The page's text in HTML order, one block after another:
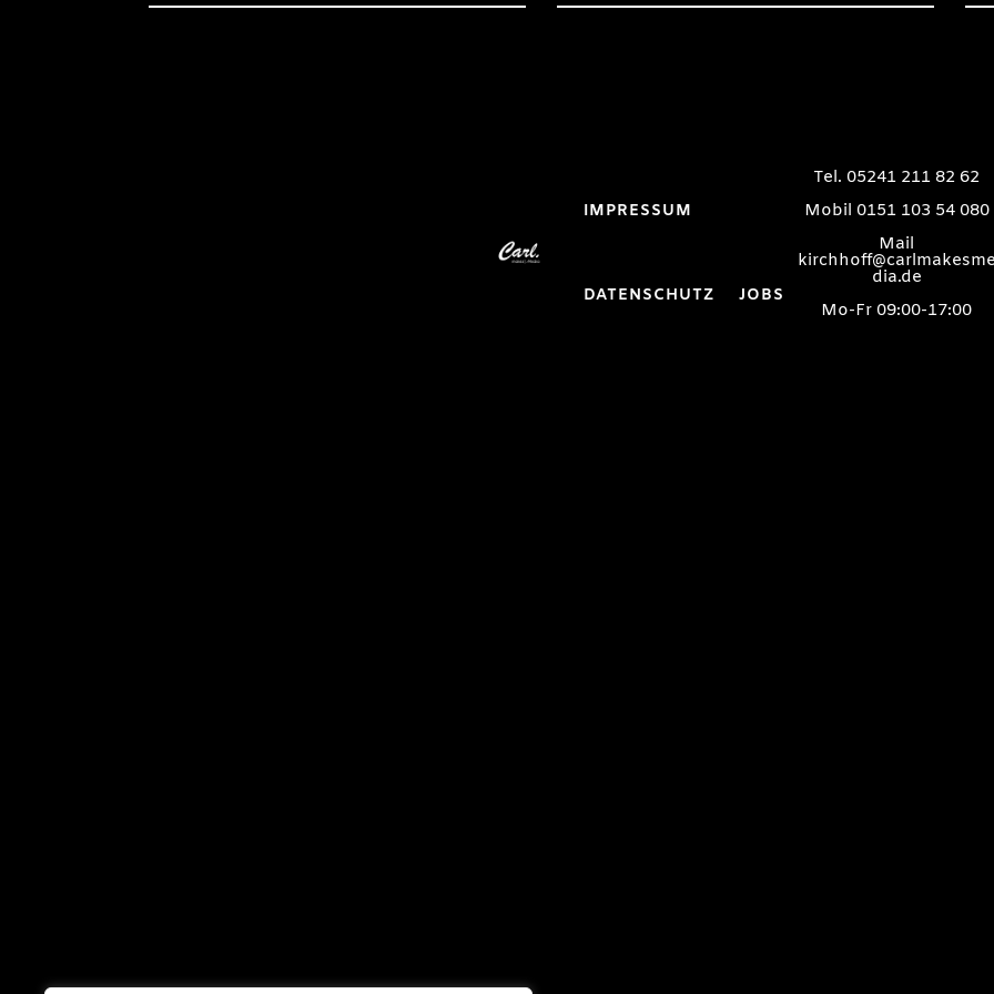
IMPRESSUM
DATENSCHUTZ JOBS
Tel. 05241 211 82 62
Mobil 0151 103 54 080
Mail
dia.de
Mo-Fr 09:00-17:00